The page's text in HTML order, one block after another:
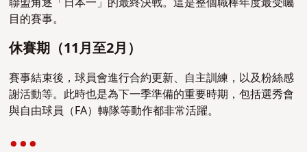
目的賽事。
休賽期（11月至2月）
賽事結束後，球員會進行合約更新、自主訓練，以及粉絲感
謝活動等。此時也是為下一季準備的重要時期，包括選秀會
與自由球員（FA）轉隊等動作都非常活躍。